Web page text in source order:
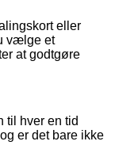
eller
vælge et
at godtgøre
til hver en tid
er det bare ikke